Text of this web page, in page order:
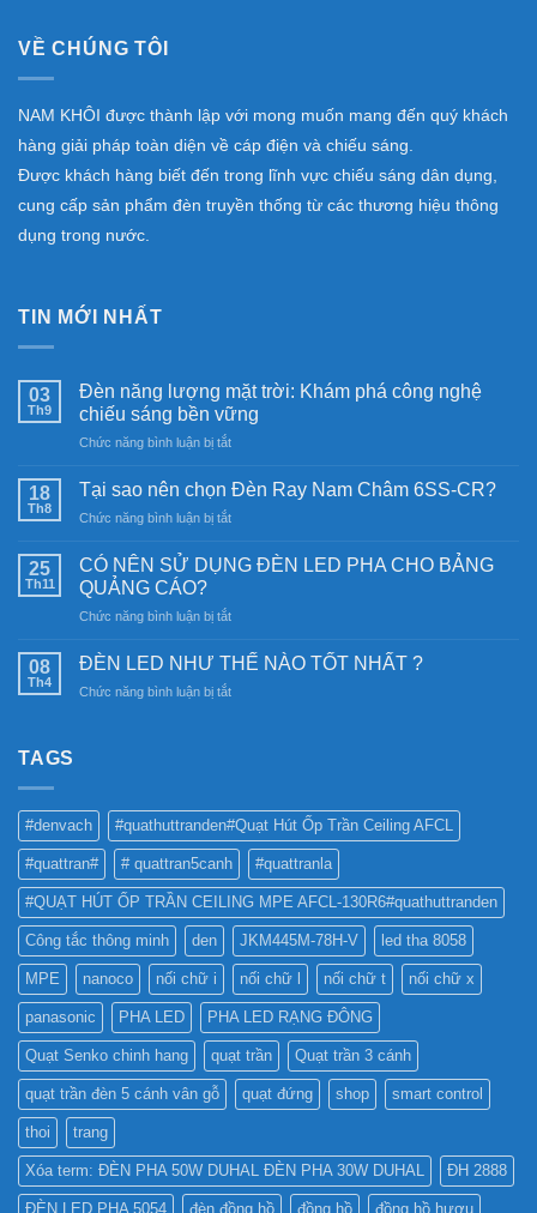
VỀ CHÚNG TÔI
NAM KHÔI được thành lập với mong muốn mang đến quý khách
hàng giải pháp toàn diện về cáp điện và chiếu sáng.
Được khách hàng biết đến trong lĩnh vực chiếu sáng dân dụng,
cung cấp sản phẩm đèn truyền thống từ các thương hiệu thông
dụng trong nước.
TIN MỚI NHẤT
03
Th9
Đèn năng lượng mặt trời: Khám phá công nghệ
chiếu sáng bền vững
Chức năng bình luận bị tắtở
năng
mặt
Khám
nghệ
sáng
18
Th8
Tại sao nên chọn Đèn Ray Nam Châm 6SS-CR?
Chức năng bình luận bị tắtở
sao
Đèn
Nam
6SS-
25
Th11
CÓ NÊN SỬ DỤNG ĐÈN LED PHA CHO BẢNG
QUẢNG CÁO?
Chức năng bình luận bị tắtở
NÊN
DỤNG
QUẢNG
CÁO?
08
Th4
ĐÈN LED NHƯ THẾ NÀO TỐT NHẤT ?
Chức năng bình luận bị tắtở
TỐT
NHẤT
?
TAGS
#denvach #quathuttranden#Quạt Hút Ốp Trần Ceiling AFCL
#quattran# # quattran5canh #quattranla
#QUẠT HÚT ỐP TRẦN CEILING MPE AFCL-130R6#quathuttranden
Công tắc thông minh den JKM445M-78H-V led tha 8058
MPE nanoco nối chữ i nối chữ l nối chữ t nối chữ x
panasonic PHA LED PHA LED RẠNG ĐÔNG
Quạt Senko chinh hang quạt trần Quạt trần 3 cánh
quạt trần đèn 5 cánh vân gỗ quạt đứng shop smart control
thoi trang
Xóa term: ĐÈN PHA 50W DUHAL ĐÈN PHA 30W DUHAL ĐH 2888
ĐÈN LED PHA 5054 đèn đồng hồ đồng hồ đồng hồ hươu